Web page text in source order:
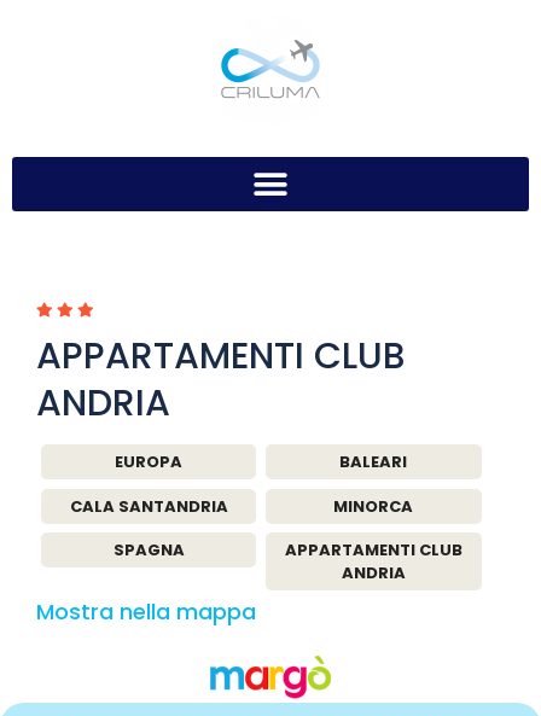
APPARTAMENTI CLUB
ANDRIA
EUROPA
BALEARI
CALA SANTANDRIA
MINORCA
SPAGNA
APPARTAMENTI CLUB
ANDRIA
Mostra nella mappa